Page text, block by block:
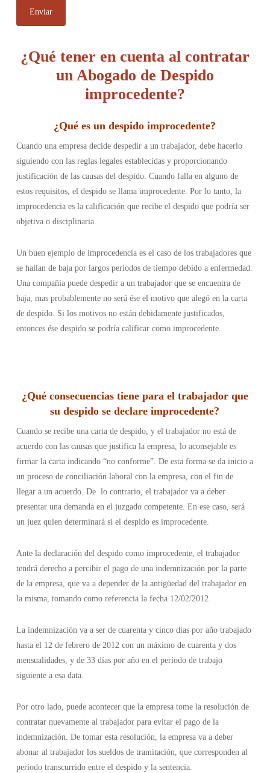
¿Qué tener en cuenta al contratar
un Abogado de Despido
improcedente?
¿Qué es un despido improcedente?
Cuando una empresa decide despedir a un trabajador, debe hacerlo
siguiendo con las reglas legales establecidas y proporcionando
justificación de las causas del despido. Cuando falla en alguno de
estos requisitos, el despido se llama improcedente. Por lo tanto, la
improcedencia es la calificación que recibe el despido que podría ser
objetiva o disciplinaria.
Un buen ejemplo de improcedencia es el caso de los trabajadores que
se hallan de baja por largos períodos de tiempo debido a enfermedad.
Una compañía puede despedir a un trabajador que se encuentra de
baja, mas probablemente no será ése el motivo que alegó en la carta
de despido. Si los motivos no están debidamente justificados,
entonces ése despido se podría calificar como improcedente.
¿Qué consecuencias tiene para el trabajador que
su despido se declare improcedente?
Cuando se recibe una carta de despido, y el trabajador no está de
acuerdo con las causas que justifica la empresa, lo aconsejable es
firmar la carta indicando “no conforme”. De esta forma se da inicio a
un proceso de conciliación laboral con la empresa, con el fin de
llegar a un acuerdo. De lo contrario, el trabajador va a deber
presentar una demanda en el juzgado competente. En ese caso, será
un juez quien determinará si el despido es improcedente.
Ante la declaración del despido como improcedente, el trabajador
tendrá derecho a percibir el pago de una indemnización por la parte
de la empresa, que va a depender de la antigüedad del trabajador en
la misma, tomando como referencia la fecha 12/02/2012.
La indemnización va a ser de cuarenta y cinco días por año trabajado
hasta el 12 de febrero de 2012 con un máximo de cuarenta y dos
mensualidades, y de 33 días por año en el período de trabajo
siguiente a esa data.
Por otro lado, puede acontecer que la empresa tome la resolución de
contratar nuevamente al trabajador para evitar el pago de la
indemnización. De tomar esta resolución, la empresa va a deber
abonar al trabajador los sueldos de tramitación, que corresponden al
período transcurrido entre el despido y la sentencia.